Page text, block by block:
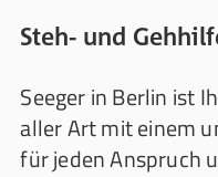
Steh- und
Seeger in Berlin ist
aller Art mit einem
für jeden Anspruch